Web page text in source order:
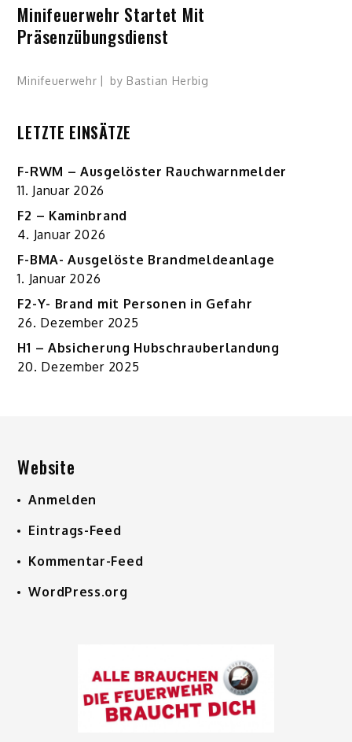
Minifeuerwehr Startet Mit
Präsenzübungsdienst
Minifeuerwehr by Bastian Herbig
LETZTE EINSÄTZE
F-RWM – Ausgelöster Rauchwarnmelder
11. Januar 2026
F2 – Kaminbrand
4. Januar 2026
F-BMA- Ausgelöste Brandmeldeanlage
1. Januar 2026
F2-Y- Brand mit Personen in Gefahr
26. Dezember 2025
H1 – Absicherung Hubschrauberlandung
20. Dezember 2025
Website
Anmelden
Eintrags-Feed
Kommentar-Feed
WordPress.org